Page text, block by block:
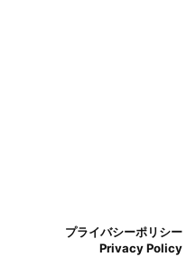
プライバシーポリシー
Privacy Policy